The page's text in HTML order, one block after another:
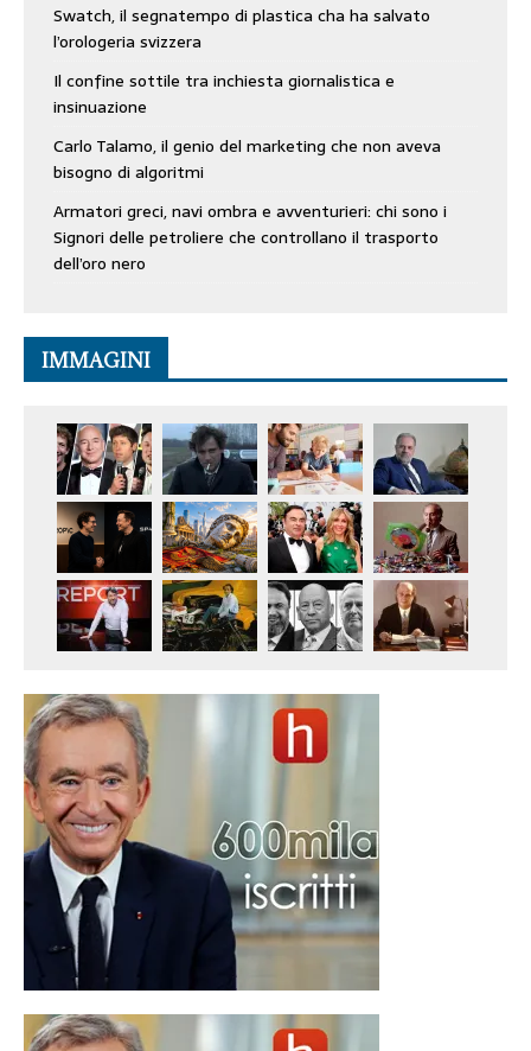
Swatch, il segnatempo di plastica cha ha salvato
l’orologeria svizzera
Il confine sottile tra inchiesta giornalistica e
insinuazione
Carlo Talamo, il genio del marketing che non aveva
bisogno di algoritmi
Armatori greci, navi ombra e avventurieri: chi sono i
Signori delle petroliere che controllano il trasporto
dell’oro nero
IMMAGINI